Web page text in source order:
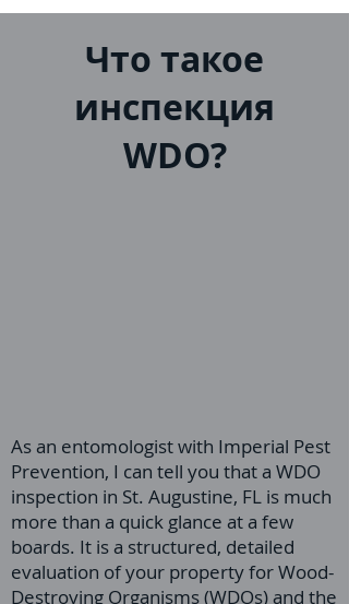
Что такое
инспекция
WDO?
As an entomologist with Imperial Pest
Prevention, I can tell you that a WDO
inspection in St. Augustine, FL is much
more than a quick glance at a few
boards. It is a structured, detailed
evaluation of your property for Wood-
Destroying Organisms (WDOs) and the